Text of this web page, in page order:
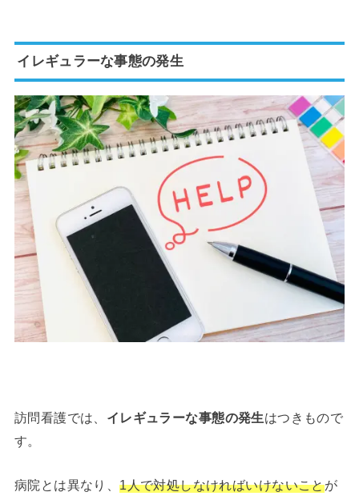
イレギュラーな事態の発生
訪問看護では、 イレギュラーな事態の発生はつきもので
す。
病院とは異なり、1人で対処しなければいけないことが